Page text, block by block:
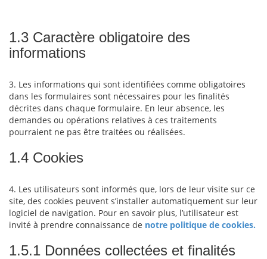
1.3 Caractère obligatoire des
informations
3. Les informations qui sont identifiées comme obligatoires
dans les formulaires sont nécessaires pour les finalités
décrites dans chaque formulaire. En leur absence, les
demandes ou opérations relatives à ces traitements
pourraient ne pas être traitées ou réalisées.
1.4 Cookies
4. Les utilisateurs sont informés que, lors de leur visite sur ce
site, des cookies peuvent s’installer automatiquement sur leur
logiciel de navigation. Pour en savoir plus, l’utilisateur est
invité à prendre connaissance de notre politique de cookies.
1.5.1 Données collectées et finalités